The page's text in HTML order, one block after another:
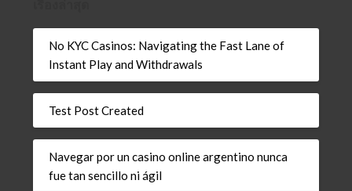
No KYC Casinos: Navigating the Fast Lane of
Instant Play and Withdrawals
Test Post Created
Navegar por un casino online argentino nunca
fue tan sencillo ni ágil